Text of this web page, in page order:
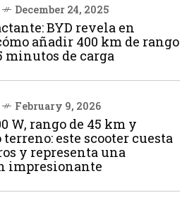
December 24, 2025
BYD revela en
añadir 400 km de rango
minutos de carga
February 9, 2026
W, rango de 45 km y
terreno: este scooter cuesta
y representa una
impresionante